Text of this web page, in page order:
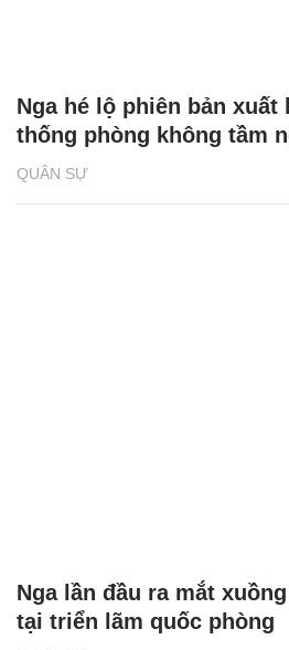
QUÂN SỰ
Nga hé lộ phiên bản xuất
thống phòng không tầm
Nga lần đầu ra mắt
tại triển lãm quốc phòng